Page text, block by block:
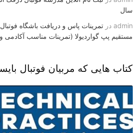
سال
admin در تمرینات پاس و دریافت باشگاه
مستقیم پپ گواردیولا (تمرینات مناسب آکادمی
کتاب هایی که مربیان فوتبال